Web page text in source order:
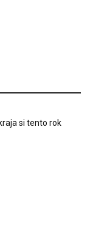
si tento rok